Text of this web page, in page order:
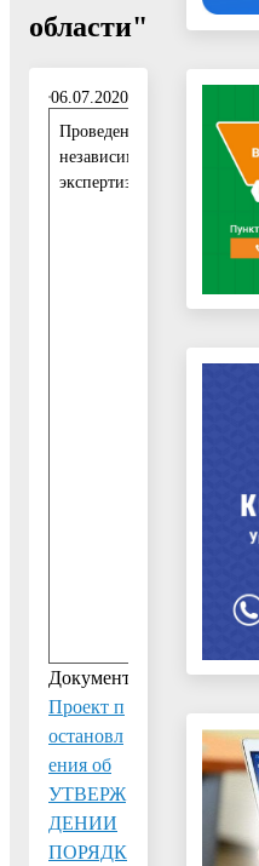
области"
06.07.2020
Проведение
независимой
экспертизы:
Документ:
Проект п
остановл
ения об
УТВЕРЖ
ДЕНИИ
ПОРЯДК